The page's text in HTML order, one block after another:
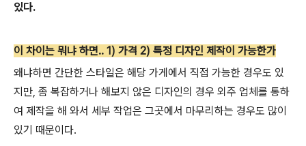
있다.
이 차이는 뭐냐 하면.. 1) 가격 2) 특정 디자인 제작이 가능한가
왜냐하면 간단한 스타일은 해당 가게에서 직접 가능한 경우도 있
지만, 좀 복잡하거나 해보지 않은 디자인의 경우 외주 업체를 통하
여 제작을 해 와서 세부 작업은 그곳에서 마무리하는 경우도 많이
있기 때문이다.